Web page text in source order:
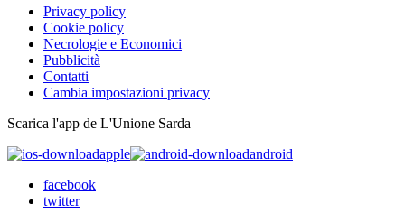
Privacy policy
Cookie policy
Necrologie e Economici
Pubblicità
Contatti
Cambia impostazioni privacy
Scarica l'app de L'Unione Sarda
apple
android
facebook
twitter